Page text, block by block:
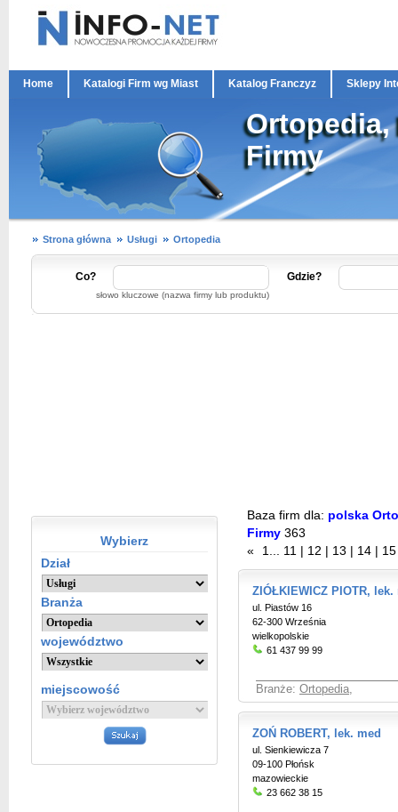
Home Katalogi Firm wg Miast Katalog Franczyz Sklepy
Firmy
Strona główna Usługi Ortopedia
Co?
słowo kluczowe (nazwa firmy lub produktu)
Gdzie?
Wybierz
Dział
Branża
województwo
miejscowość
Baza firm dla: polska
Firmy 363
«
1... 11 12 13 14 15
ZIÓŁKIEWICZ PIOTR, lek.
ul. Piastów 16
62-300 Września
wielkopolskie
61 437 99 99
Branże: Ortopedia,
ZOŃ ROBERT, lek. med
ul. Sienkiewicza 7
09-100 Płońsk
mazowieckie
23 662 38 15